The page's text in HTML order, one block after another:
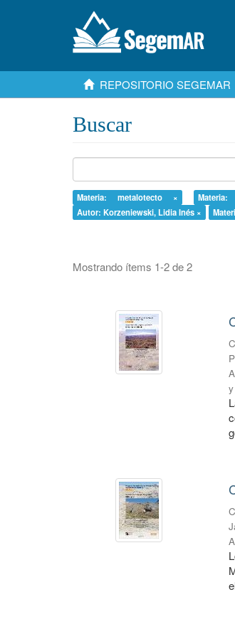
REPOSITORIO SEGEMAR
Buscar
Materia: metalotecto ×
Autor: Korzeniewski, Lidia Inés ×
Mostrando ítems 1-2 de 2